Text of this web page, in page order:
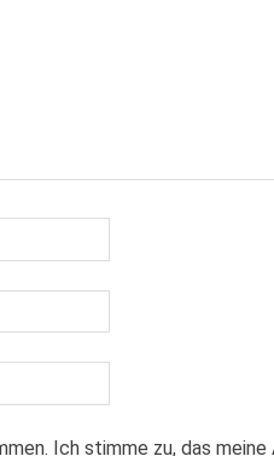
Ich stimme zu, das meine